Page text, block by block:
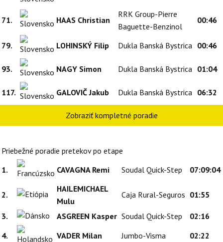
71. HAAS Christian
RRK Group-Pierre
Baguette-Benzinol
00:46
79. LOHINSKÝ Filip Dukla Banská Bystrica 00:46
93. NAGY Simon Dukla Banská Bystrica 01:04
117. GALOVIČ Jakub Dukla Banská Bystrica 06:32
Zobraziť kompletné poradie
Priebežné poradie pretekov po etape
1.
CAVAGNA Remi Soudal Quick-Step 07:09:04
2.
HAILEMICHAEL
Mulu
Caja Rural-Seguros 01:55
3. ASGREEN Kasper Soudal Quick-Step
02:16
4.
VADER Milan Jumbo-Visma 02:22